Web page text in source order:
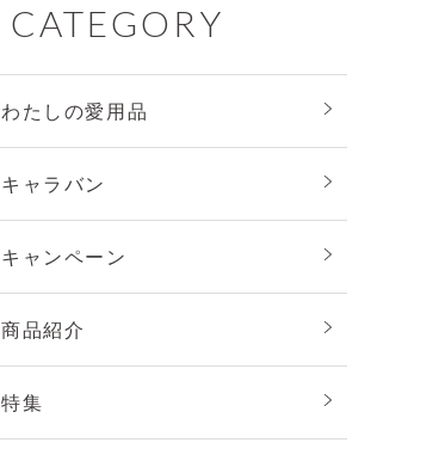
CATEGORY
わたしの愛用品
キャラバン
キャンペーン
商品紹介
特集